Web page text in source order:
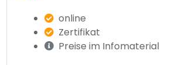
online
Zertifikat
Preise im Infomaterial